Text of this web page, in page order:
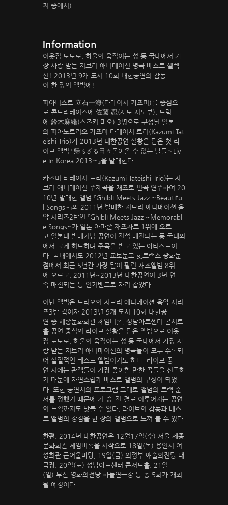
지 중에서)
Information
이웃집 토토로, 하울의 움직이는 성 등 국내에서 가
장 사랑 받는 지브리 애니메이션 명곡 베스트 셀렉
션! 2013년 9개 도시 10회 내한공연의 감동
이 한 장의 앨범에!
피아니스트 立石一海(타테이시 카즈미)를 중심으
로 콘트라베이스에 佐藤 忍(사토 시노부), 드럼
에 鈴木麻緒(스즈키 마오) 3명으로 구성된 일본
의 피아노트리오 카즈미 타테이시 트리(Kazumi Tat
eishi Trio)가 2013년 내한공연 실황을 담은 첫 라
이브 앨범 『帰らざる日々돌아올 수 없는 날들～Liv
e in Korea 2013～』을 발매한다.
카즈미 타테이시 트리(Kazumi Tateishi Trio)는 지
브리 애니메이션 주제곡을 재즈로 편곡 연주하여 20
10년 발매한 앨범 『Ghibli Meets Jazz ~Beautifu
l Songs~』와 2011년 발매한 지브리 애니메이션 음
악 시리즈2탄인 『Ghibli Meets Jazz ~Memorabl
e Songs~가 일본 아마존 재즈차트 1위에 오르
고 일본내 발매기념 공연이 전석 매진되는 등 국내외
에서 크게 히트하며 주목을 받고 있는 아티스트이
다. 국내에서도 2012년 교보문고 핫트랙스 광화문
점에서 최근 5년간 가장 많이 팔린 재즈앨범 8위
에 오르고, 2011년~2013년 내한공연이 3년 연
속 매진되는 등 인기밴드로 자리 잡았다.
이번 앨범은 트리오의 지브리 애니메이션 음악 시리
즈3탄 격이자 2013년 9개 도시 10회 내한공
연 중 세종문화회관 체임버홀, 성남아트센터 콘서트
홀 공연 중심의 라이브 실황을 담은 앨범으로 이웃
집 토토로, 하울의 움직이는 성 등 국내에서 가장 사
랑 받는 지브리 애니메이션의 명곡들이 모두 수록되
어 실질적인 베스트 앨범이기도 하다. 라이브 공
연 시에는 관객들이 가장 좋아할 만한 곡들을 선곡하
기 때문에 자연스럽게 베스트 앨범의 구성이 되었
다. 또한 공연시의 프로그램 그대로 앨범의 트랙 순
서를 정했기 때문에 기-승-전-결로 이루어지는 공연
의 느낌까지도 맛볼 수 있다. 라이브의 감동과 베스
트 앨범의 장점을 한 장의 앨범으로 느껴 볼 수 있다.
한편, 2014년 내한공연은 12월17일(수) 서울 세종
문화회관 체임버홀을 시작으로 18일(목) 용인시 여
성회관 큰어울마당, 19일(금) 의정부 얘술의전당 대
극장, 20일(토) 성남아트센터 콘서트홀, 21일
(일) 부산 영화의전당 하늘연극장 등 총 5회가 개최
될 예정이다.